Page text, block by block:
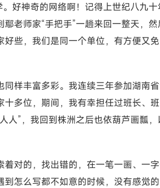
好神奇的网络啊！记得上世纪八九
老师家“手把手”一趟来回一整天，
些，我们是同一个单位，有方便又
样丰富多彩。我连续三年参加湖南
多位，期间，我有幸担任过班长、
人”，我回到株洲之后也依葫芦画瓢
对的，找出错的，在一笔一画、一
怎么写都不如意的时候，没有感觉